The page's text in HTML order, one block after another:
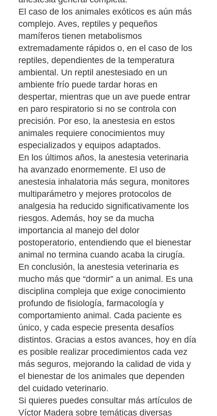
El caso de los animales exóticos es aún más
complejo. Aves, reptiles y pequeños
mamíferos tienen metabolismos
extremadamente rápidos o, en el caso de los
reptiles, dependientes de la temperatura
ambiental. Un reptil anestesiado en un
ambiente frío puede tardar horas en
despertar, mientras que un ave puede entrar
en paro respiratorio si no se controla con
precisión. Por eso, la anestesia en estos
animales requiere conocimientos muy
especializados y equipos adaptados.
En los últimos años, la anestesia veterinaria
ha avanzado enormemente. El uso de
anestesia inhalatoria más segura, monitores
multiparámetro y mejores protocolos de
analgesia ha reducido significativamente los
riesgos. Además, hoy se da mucha
importancia al manejo del dolor
postoperatorio, entendiendo que el bienestar
animal no termina cuando acaba la cirugía.
En conclusión, la anestesia veterinaria es
mucho más que “dormir” a un animal. Es una
disciplina compleja que exige conocimiento
profundo de fisiología, farmacología y
comportamiento animal. Cada paciente es
único, y cada especie presenta desafíos
distintos. Gracias a estos avances, hoy en día
es posible realizar procedimientos cada vez
más seguros, mejorando la calidad de vida y
el bienestar de los animales que dependen
del cuidado veterinario.
Si quieres puedes consultar más artículos de
Víctor Madera sobre temáticas diversas